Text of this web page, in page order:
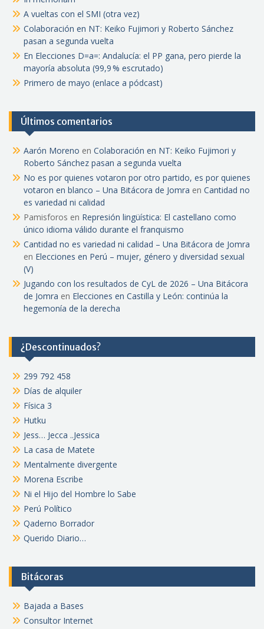
A vueltas con el SMI (otra vez)
Colaboración en NT: Keiko Fujimori y Roberto Sánchez
pasan a segunda vuelta
En Elecciones D=a=: Andalucía: el PP gana, pero pierde la
mayoría absoluta (99,9 % escrutado)
Primero de mayo (enlace a pódcast)
Últimos comentarios
Aarón Moreno en Colaboración en NT: Keiko Fujimori y
Roberto Sánchez pasan a segunda vuelta
No es por quienes votaron por otro partido, es por quienes
votaron en blanco – Una Bitácora de Jomra en Cantidad no
es variedad ni calidad
Pamisforos en Represión lingüística: El castellano como
único idioma válido durante el franquismo
Cantidad no es variedad ni calidad – Una Bitácora de Jomra
en Elecciones en Perú – mujer, género y diversidad sexual
(V)
Jugando con los resultados de CyL de 2026 – Una Bitácora
de Jomra en Elecciones en Castilla y León: continúa la
hegemonía de la derecha
¿Descontinuados?
299 792 458
Días de alquiler
Física 3
Hutku
Jess… Jecca ..Jessica
La casa de Matete
Mentalmente divergente
Morena Escribe
Ni el Hijo del Hombre lo Sabe
Perú Político
Qaderno Borrador
Querido Diario…
Bitácoras
Bajada a Bases
Consultor Internet